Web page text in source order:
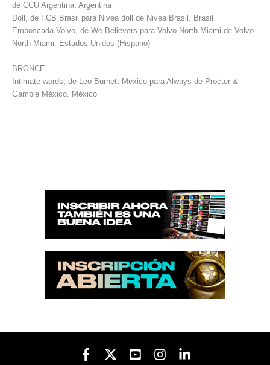
de CCU Argentina. Argentina
Doll, de FCB Brasil para Nivea doll de Nivea Brasil. Brasil
Emboscada Volvo, de We Believers para Volvo North Miami de Volvo
North Miami. Estados Unidos (Hispano)
BRONCE
Intimate words, de Leo Burnett México para Always de Procter &
Gamble México. México